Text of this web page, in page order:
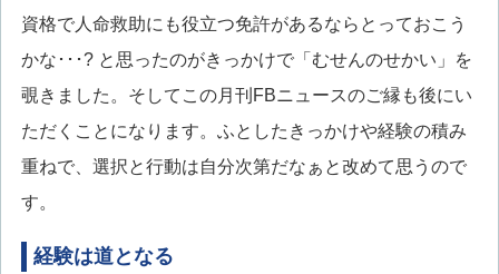
資格で人命救助にも役立つ免許があるならとっておこう
かな･･･? と思ったのがきっかけで「むせんのせかい」を
覗きました。そしてこの月刊FBニュースのご縁も後にい
ただくことになります。ふとしたきっかけや経験の積み
重ねで、選択と行動は自分次第だなぁと改めて思うので
す。
経験は道となる